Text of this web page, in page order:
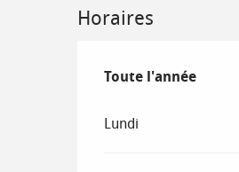
Horaires
Toute l'année
Toute l'année
Lundi